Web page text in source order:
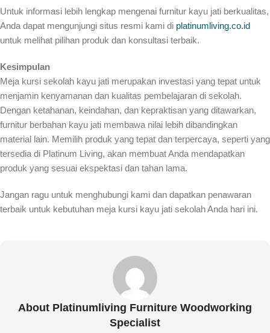
Untuk informasi lebih lengkap mengenai furnitur kayu jati berkualitas,
Anda dapat mengunjungi situs resmi kami di platinumliving.co.id
untuk melihat pilihan produk dan konsultasi terbaik.
Kesimpulan
Meja kursi sekolah kayu jati merupakan investasi yang tepat untuk
menjamin kenyamanan dan kualitas pembelajaran di sekolah.
Dengan ketahanan, keindahan, dan kepraktisan yang ditawarkan,
furnitur berbahan kayu jati membawa nilai lebih dibandingkan
material lain. Memilih produk yang tepat dan terpercaya, seperti yang
tersedia di Platinum Living, akan membuat Anda mendapatkan
produk yang sesuai ekspektasi dan tahan lama.
Jangan ragu untuk menghubungi kami dan dapatkan penawaran
terbaik untuk kebutuhan meja kursi kayu jati sekolah Anda hari ini.
About Platinumliving Furniture Woodworking
Specialist